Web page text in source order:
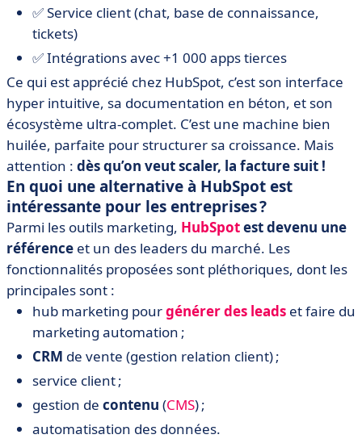
• Bitrix 24 : l’outil collaboratif tout-en-un pour gérer
clients, projets et équipes
• Creatio : la plateforme CRM no-code pour
automatiser vos processus sans coder
• Comment choisir une alternative à Hubspot ?
• Alternative à HubSpot : la FAQ
✅ Service client (chat, base de connaissance,
tickets)
✅ Intégrations avec +1 000 apps tierces
Ce qui est apprécié chez HubSpot, c’est son interface
hyper intuitive, sa documentation en béton, et son
écosystème ultra-complet. C’est une machine bien
huilée, parfaite pour structurer sa croissance. Mais
attention : dès qu’on veut scaler, la facture suit !
En quoi une alternative à HubSpot est
intéressante pour les entreprises ?
Parmi les outils marketing, HubSpotest devenu une
référence et un des leaders du marché. Les
fonctionnalités proposées sont pléthoriques, dont les
principales sont :
hub marketing pourgénérer des leads et faire du
marketing automation ;
CRM de vente (gestion relation client) ;
service client ;
gestion de contenu (CMS) ;
automatisation des données.